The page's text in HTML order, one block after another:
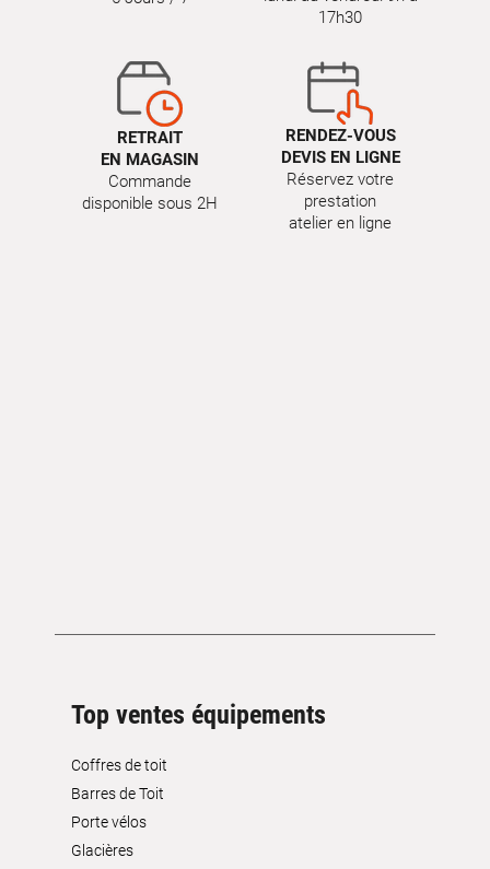
17h30
RETRAIT
EN MAGASIN
Commande
disponible sous 2H
RENDEZ-VOUS
DEVIS EN LIGNE
Réservez votre
prestation
atelier en ligne
Top ventes équipements
Coffres de toit
Barres de Toit
Porte vélos
Glacières